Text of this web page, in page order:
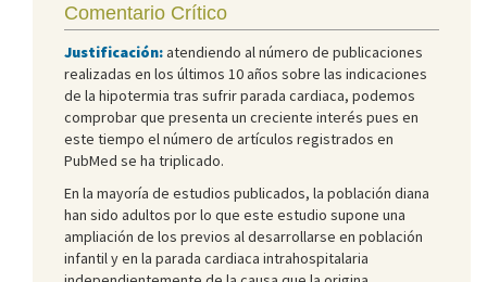
Comentario Crítico
Justificación:atendiendo al número de publicaciones
realizadas en los últimos 10 años sobre las indicaciones
de la hipotermia tras sufrir parada cardiaca, podemos
comprobar que presenta un creciente interés pues en
este tiempo el número de artículos registrados en
PubMed se ha triplicado.
En la mayoría de estudios publicados, la población diana
han sido adultos por lo que este estudio supone una
ampliación de los previos al desarrollarse en población
infantil y en la parada cardiaca intrahospitalaria